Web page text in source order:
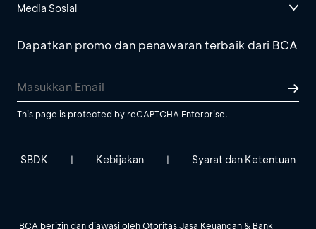
Media Sosial
Dapatkan promo dan penawaran terbaik dari BCA
This page is protected by reCAPTCHA Enterprise.
SBDK | Kebijakan | Syarat dan Ketentuan
BCA berizin dan diawasi oleh Otoritas Jasa Keuangan & Bank